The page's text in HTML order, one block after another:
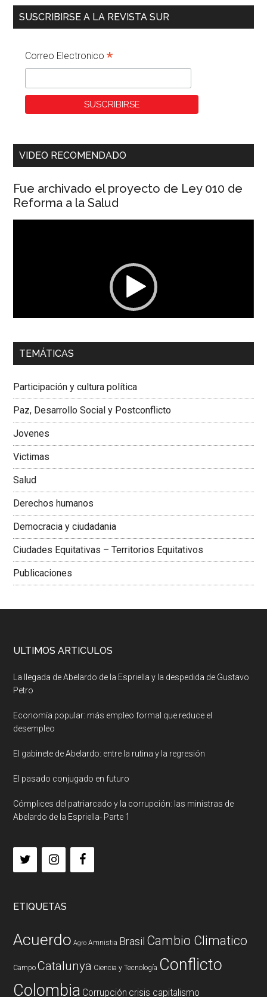
SUSCRIBIRSE A LA REVISTA SUR
Correo Electronico*
VIDEO RECOMENDADO
Fue archivado el proyecto de Ley 010 de
Reforma a la Salud
00:00 01:04
Dra. Carolina Corcho Mejía,Presidenta Corporación
Colombiana
TEMÁTICAS
Participación y cultura política
Paz, Desarrollo Social y Postconflicto
Jovenes
Victimas
Salud
Derechos humanos
Democracia y ciudadania
Ciudades Equitativas – Territorios Equitativos
Publicaciones
ULTIMOS ARTICULOS
La llegada de Abelardo de la Espriella y la despedida de Gustavo
Petro
Economía popular: más empleo formal que reduce el
desempleo
El gabinete de Abelardo: entre la rutina y la regresión
El pasado conjugado en futuro
Cómplices del patriarcado y la corrupción: las ministras de
Abelardo de la Espriella- Parte 1
ETIQUETAS
Acuerdo Agro Amnistia Brasil Cambio Climatico
Campo Catalunya Ciencia y Tecnología Conflicto
Colombia Corrupción crisis capitalismo